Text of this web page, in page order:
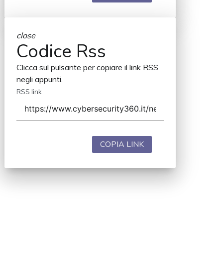
close
Codice Rss
Clicca sul pulsante per copiare il link RSS
negli appunti.
RSS link
COPIA LINK